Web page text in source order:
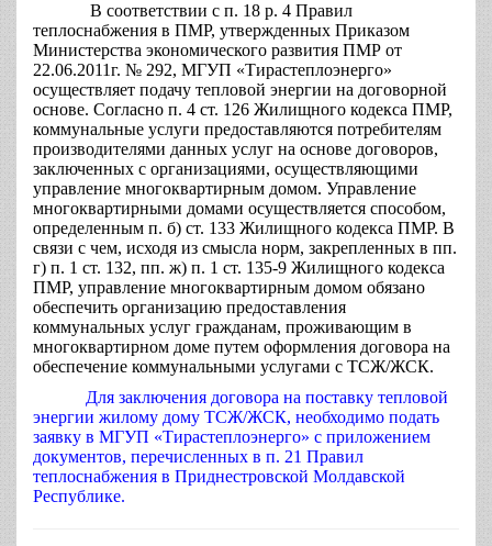
В соответствии с п. 18 р. 4 Правил
теплоснабжения в ПМР, утвержденных Приказом
Министерства экономического развития ПМР от
22.06.2011г. № 292, МГУП «Тирастеплоэнерго»
осуществляет подачу тепловой энергии на договорной
основе. Согласно п. 4 ст. 126 Жилищного кодекса ПМР,
коммунальные услуги предоставляются потребителям
производителями данных услуг на основе договоров,
заключенных с организациями, осуществляющими
управление многоквартирным домом. Управление
многоквартирными домами осуществляется способом,
определенным п. б) ст. 133 Жилищного кодекса ПМР. В
связи с чем, исходя из смысла норм, закрепленных в пп.
г) п. 1 ст. 132, пп. ж) п. 1 ст. 135-9 Жилищного кодекса
ПМР, управление многоквартирным домом обязано
обеспечить организацию предоставления
коммунальных услуг гражданам, проживающим в
многоквартирном доме путем оформления договора на
обеспечение коммунальными услугами с ТСЖ/ЖСК.
Для заключения договора на поставку тепловой
энергии жилому дому ТСЖ/ЖСК, необходимо подать
заявку в МГУП «Тирастеплоэнерго» с приложением
документов, перечисленных в п. 21 Правил
теплоснабжения в Приднестровской Молдавской
Республике.